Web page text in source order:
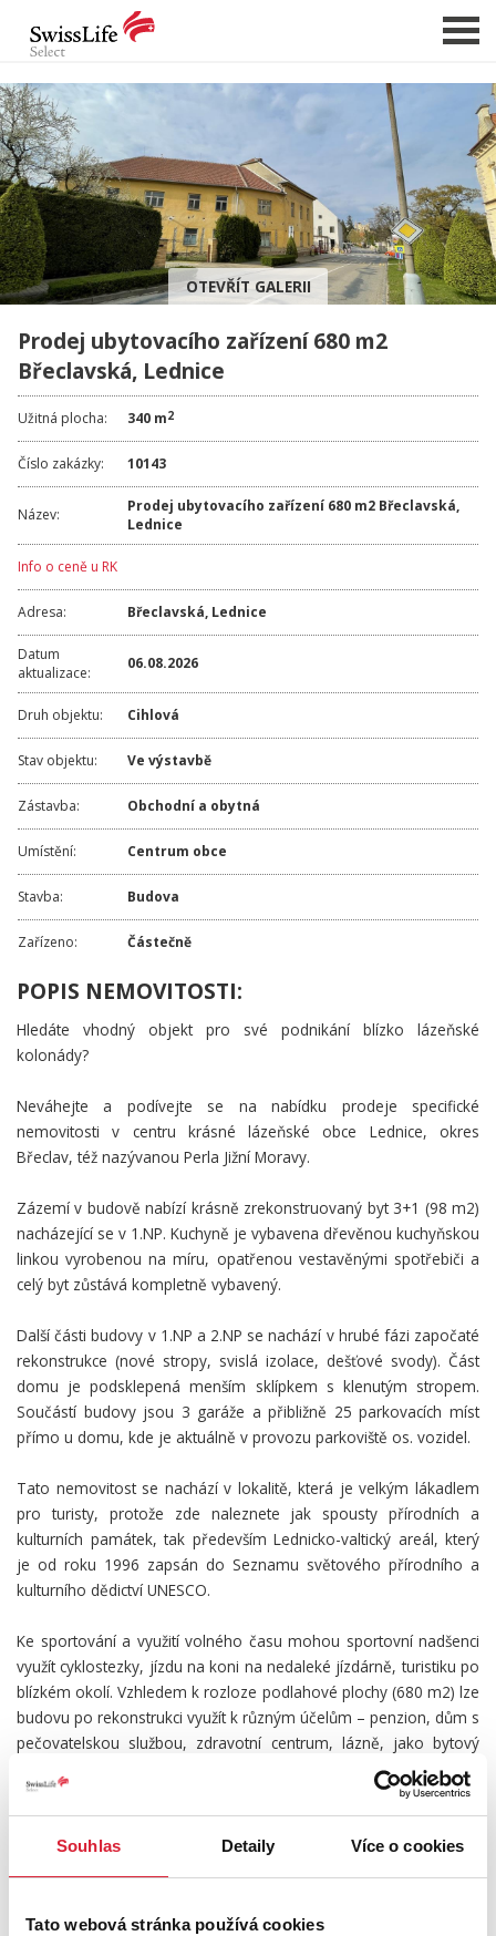
Souhlas Detaily Více o cookies
Tato webová stránka používá cookies
NABÍDKA NEMOVITOSTÍ
CHCI PRODAT / PRONAJMOUT
HLÍDAT NOVÉ NABÍDKY
CHCI OCENIT NEMOVITOST
O NÁS
REFERENCE
SLUŽBY
KARIÉRA
FINANCOVÁNÍ / HYPOTÉKA
KONTAKT
OTEVŘÍT GALERII
Prodej ubytovacího zařízení 680 m2
Břeclavská, Lednice
Užitná plocha: 340 m2
Číslo zakázky: 10143
Název:
Prodej ubytovacího zařízení 680 m2 Břeclavská,
Lednice
Info o ceně u RK
Adresa: Břeclavská, Lednice
Datum
aktualizace:
06.08.2026
Druh objektu: Cihlová
Stav objektu: Ve výstavbě
Zástavba: Obchodní a obytná
Umístění: Centrum obce
Stavba: Budova
Zařízeno: Částečně
POPIS NEMOVITOSTI:
Hledáte vhodný objekt pro své podnikání blízko lázeňské
kolonády?
Neváhejte a podívejte se na nabídku prodeje specifické
nemovitosti v centru krásné lázeňské obce Lednice, okres
Břeclav, též nazývanou Perla Jižní Moravy.
Zázemí v budově nabízí krásně zrekonstruovaný byt 3+1 (98 m2)
nacházející se v 1.NP. Kuchyně je vybavena dřevěnou kuchyňskou
linkou vyrobenou na míru, opatřenou vestavěnými spotřebiči a
celý byt zůstává kompletně vybavený.
Další části budovy v 1.NP a 2.NP se nachází v hrubé fázi započaté
rekonstrukce (nové stropy, svislá izolace, dešťové svody). Část
domu je podsklepená menším sklípkem s klenutým stropem.
Součástí budovy jsou 3 garáže a přibližně 25 parkovacích míst
přímo u domu, kde je aktuálně v provozu parkoviště os. vozidel.
Tato nemovitost se nachází v lokalitě, která je velkým lákadlem
pro turisty, protože zde naleznete jak spousty přírodních a
kulturních památek, tak především Lednicko-valtický areál, který
je od roku 1996 zapsán do Seznamu světového přírodního a
kulturního dědictví UNESCO.
Ke sportování a využití volného času mohou sportovní nadšenci
využít cyklostezky, jízdu na koni na nedaleké jízdárně, turistiku po
blízkém okolí. Vzhledem k rozloze podlahové plochy (680 m2) lze
budovu po rekonstrukci využít k různým účelům – penzion, dům s
pečovatelskou službou, zdravotní centrum, lázně, jako bytový
Swiss Life Select Vám nabízí možnost vypracování nezávislého
porovnání a tvorby hypotéky na míru dle Vašich požadavků a
spolehnout, že Vám doporučíme nejlepší financování Vaší